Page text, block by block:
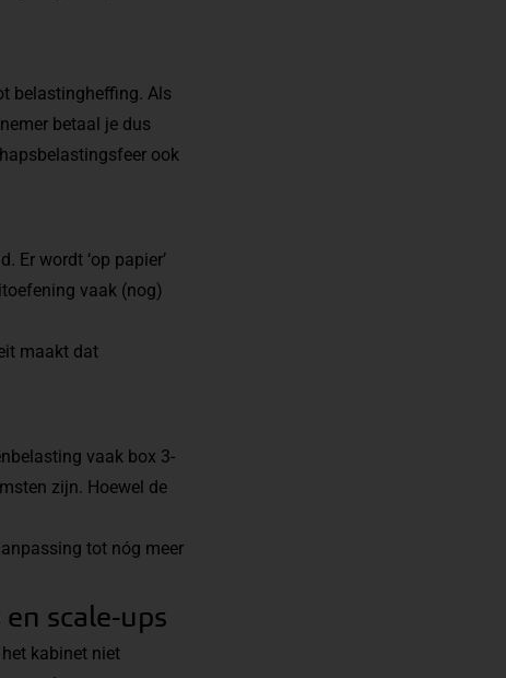
belastingheffing. Als
betaal je dus
ook
Er wordt ‘op papier’
vaak (nog)
maakt dat
vaak box 3-
zijn. Hoewel de
tot nóg meer
scale-ups
kabinet niet